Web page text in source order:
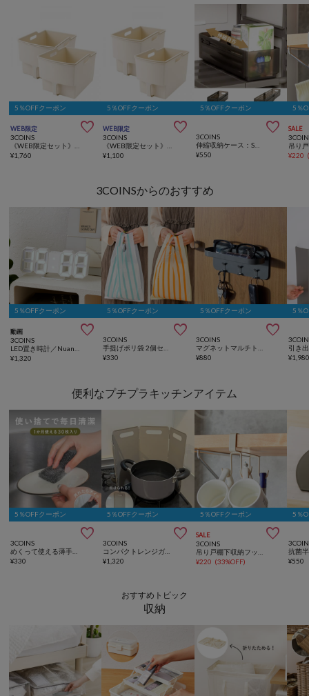
5％OFFクーポン
WEB限定 
3COINS
¥1,760
5％OFFクーポン
WEB限定 
3COINS
¥1,100
5％OFFクーポン

3COINS
伸縮収納ケース：S／KITINTO
¥550
5％
SALE
¥220
3COINSからのおすすめ
5％OFFクーポン
動画 
3COINS
¥1,320
5％OFFクーポン

3COINS
¥330
5％OFFクーポン

3COINS
¥880
5％
¥
便利なプチプラキッチンアイテム
5％OFFクーポン

3COINS
¥330
5％OFFクーポン

3COINS
¥1,320
5％OFFクーポン
SALE 
3COINS
¥220 (33%OFF)
5％
¥550
おすすめトピック
収納